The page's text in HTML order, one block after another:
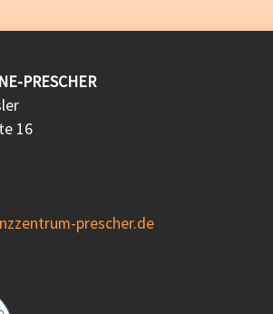
PRESCHER
16
prescher.de